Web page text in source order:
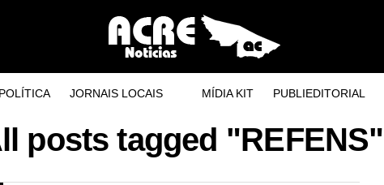
JORNAIS LOCAIS MÍDIA KIT PUBLIEDITORIAL
posts tagged "REFENS"